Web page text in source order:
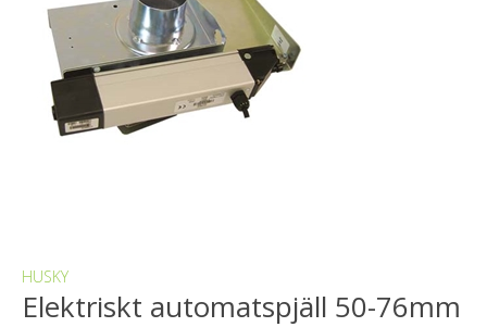
HUSKY
Elektriskt automatspjäll 50-76mm